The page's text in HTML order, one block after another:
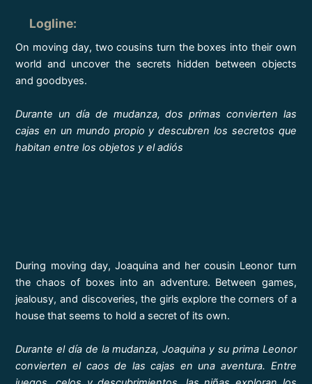
Logline:
On moving day, two cousins turn the boxes into their own
world and uncover the secrets hidden between objects
and goodbyes.
Durante un día de mudanza, dos primas convierten las
cajas en un mundo propio y descubren los secretos que
habitan entre los objetos y el adiós
During moving day, Joaquina and her cousin Leonor turn
the chaos of boxes into an adventure. Between games,
jealousy, and discoveries, the girls explore the corners of a
house that seems to hold a secret of its own.
Durante el día de la mudanza, Joaquina y su prima Leonor
convierten el caos de las cajas en una aventura. Entre